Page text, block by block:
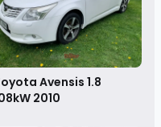
Avensis 1.8
2010